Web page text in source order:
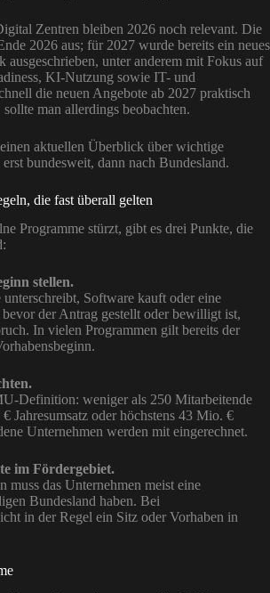
Zentren bleiben 2026 noch relevant. Die
2026 aus; für 2027 wurde bereits ein neues
ausgeschrieben, unter anderem mit Fokus auf
KI-Nutzung sowie IT- und
die neuen Angebote ab 2027 praktisch
man allerdings beobachten.
aktuellen Überblick über wichtige
bundesweit, dann nach Bundesland.
die fast überall gelten
Programme stürzt, gibt es drei Punkte, die
stellen.
Software kauft oder eine
der Antrag gestellt oder bewilligt ist,
In vielen Programmen gilt bereits der
Definition: weniger als 250 Mitarbeitende
Jahresumsatz oder höchstens 43 Mio. €
Unternehmen werden mit eingerechnet.
im Fördergebiet.
muss das Unternehmen meist eine
Bundesland haben. Bei
in der Regel ein Sitz oder Vorhaben in